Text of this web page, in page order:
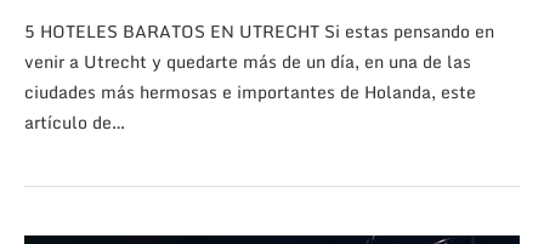
5 HOTELES BARATOS EN UTRECHT Si estas pensando en
venir a Utrecht y quedarte más de un día, en una de las
ciudades más hermosas e importantes de Holanda, este
artículo de…